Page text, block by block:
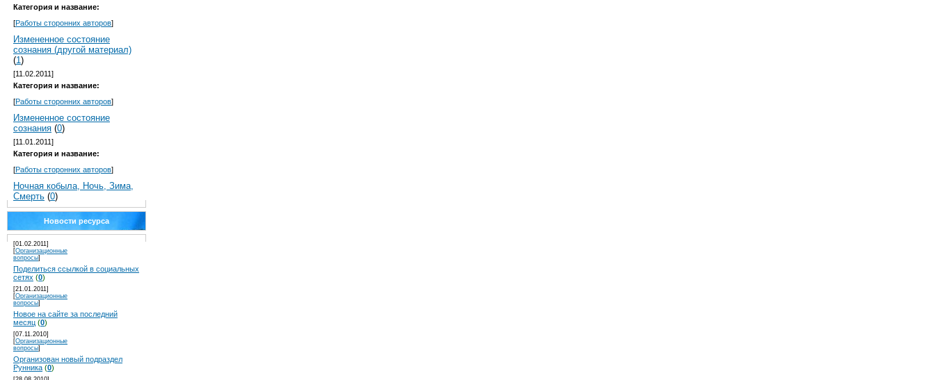
Категория и название:
[Работы сторонних авторов]
Измененное состояние
сознания (другой материал)
(1)
[11.02.2011]
Категория и название:
[Работы сторонних авторов]
Измененное состояние
сознания (0)
[11.01.2011]
Категория и название:
[Работы сторонних авторов]
Ночная кобыла, Ночь, Зима,
Смерть (0)
Новости ресурса
[01.02.2011]
[Организационные
вопросы]
Поделиться ссылкой в социальных
сетях (0)
[21.01.2011]
[Организационные
вопросы]
Новое на сайте за последний
месяц (0)
[07.11.2010]
[Организационные
вопросы]
Организован новый подраздел
Рунника (0)